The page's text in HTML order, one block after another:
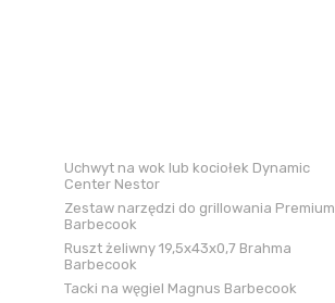
Uchwyt na wok lub kociołek Dynamic
Center Nestor
Zestaw narzędzi do grillowania Premium
Barbecook
Ruszt żeliwny 19,5x43x0,7 Brahma
Barbecook
Tacki na węgiel Magnus Barbecook